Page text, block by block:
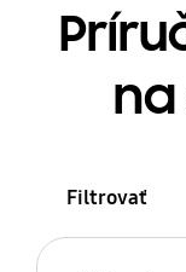
Filtrovať